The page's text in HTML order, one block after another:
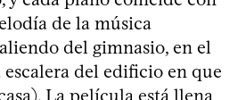
de la música
del gimnasio, en el
del edificio en que
La película está llena